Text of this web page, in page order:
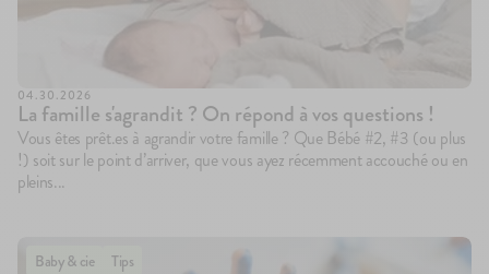
04.30.2026
La famille s'agrandit ? On répond à vos questions !
Vous êtes prêt.es à agrandir votre famille ? Que Bébé #2, #3 (ou plus
!) soit sur le point d’arriver, que vous ayez récemment accouché ou en
pleins...
Baby & cie Tips